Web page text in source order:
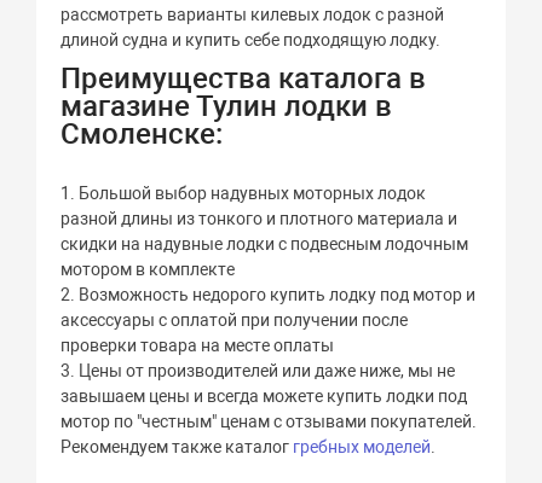
рассмотреть варианты килевых лодок с разной
длиной судна и купить себе подходящую лодку.
Преимущества каталога в
магазине Тулин лодки в
Смоленске:
1. Большой выбор надувных моторных лодок
разной длины из тонкого и плотного материала и
скидки на надувные лодки с подвесным лодочным
мотором в комплекте
2. Возможность недорого купить лодку под мотор и
аксессуары с оплатой при получении после
проверки товара на месте оплаты
3. Цены от производителей или даже ниже, мы не
завышаем цены и всегда можете купить лодки под
мотор по "честным" ценам с отзывами покупателей.
Рекомендуем также каталог гребных моделей